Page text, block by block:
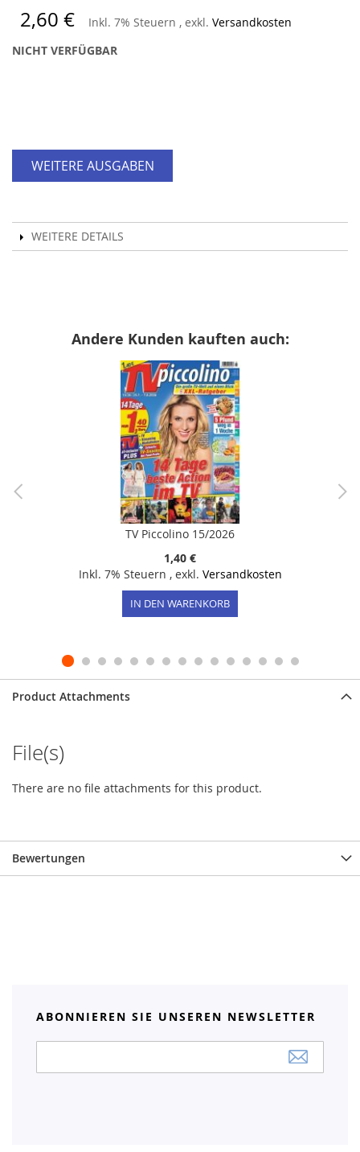
2,60 € Inkl. 7% Steuern , exkl. Versandkosten
NICHT VERFÜGBAR
WEITERE AUSGABEN
WEITERE DETAILS
Andere Kunden kauften auch:
TV Piccolino 15/2026
1,40 €
Inkl. 7% Steuern , exkl. Versandkosten
IN DEN WARENKORB
Product Attachments
File(s)
There are no file attachments for this product.
Bewertungen
ABONNIEREN SIE UNSEREN NEWSLETTER
Newsletter: